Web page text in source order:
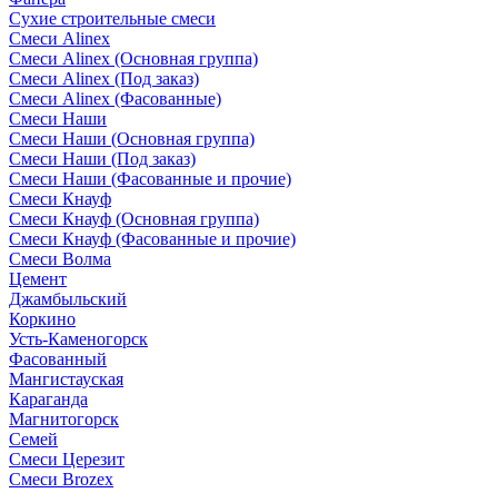
Сухие строительные смеси
Смеси Alinex
Смеси Alinex (Основная группа)
Смеси Alinex (Под заказ)
Смеси Alinex (Фасованные)
Смеси Наши
Смеси Наши (Основная группа)
Смеси Наши (Под заказ)
Смеси Наши (Фасованные и прочие)
Смеси Кнауф
Смеси Кнауф (Основная группа)
Смеси Кнауф (Фасованные и прочие)
Смеси Волма
Цемент
Джамбыльский
Коркино
Усть-Каменогорск
Фасованный
Мангистауская
Караганда
Магнитогорск
Семей
Смеси Церезит
Смеси Brozex